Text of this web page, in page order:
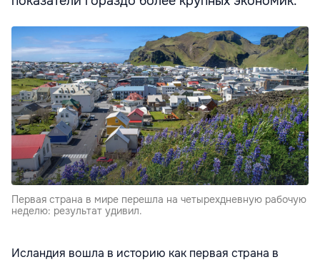
Первая страна в мире перешла на четырехдневную рабочую
неделю: результат удивил.
Исландия вошла в историю как первая страна в